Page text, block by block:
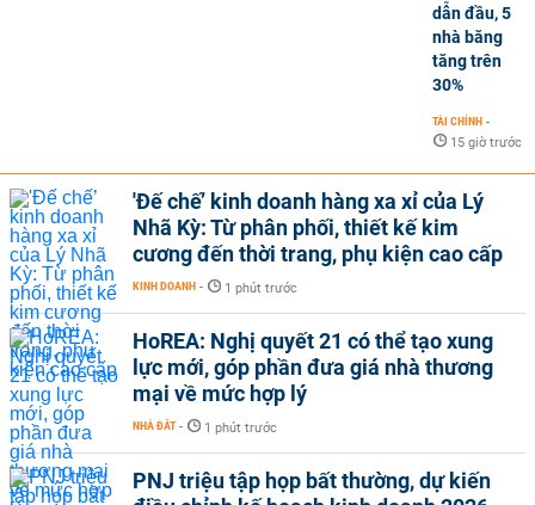
dẫn đầu, 5
nhà băng
tăng trên
30%
TÀI CHÍNH -
15 giờ trước
'Đế chế’ kinh doanh hàng xa xỉ của Lý
Nhã Kỳ: Từ phân phối, thiết kế kim
cương đến thời trang, phụ kiện cao cấp
KINH DOANH - 1 phút trước
HoREA: Nghị quyết 21 có thể tạo xung
lực mới, góp phần đưa giá nhà thương
mại về mức hợp lý
NHÀ ĐẤT - 1 phút trước
PNJ triệu tập họp bất thường, dự kiến